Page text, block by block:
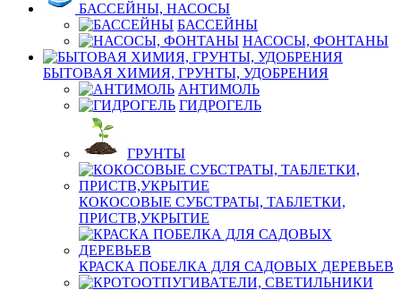
БАССЕЙНЫ, НАСОСЫ
БАССЕЙНЫ
НАСОСЫ, ФОНТАНЫ
БЫТОВАЯ ХИМИЯ, ГРУНТЫ, УДОБРЕНИЯ
АНТИМОЛЬ
ГИДРОГЕЛЬ
ГРУНТЫ
КОКОСОВЫЕ СУБСТРАТЫ, ТАБЛЕТКИ,
ПРИСТВ,УКРЫТИЕ
КРАСКА ПОБЕЛКА ДЛЯ САДОВЫХ ДЕРЕВЬЕВ